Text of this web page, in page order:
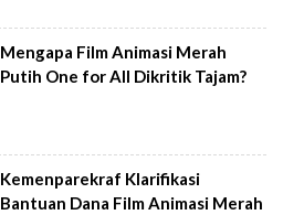
Mengapa Film Animasi Merah
Putih One for All Dikritik Tajam?
Kemenparekraf Klarifikasi
Bantuan Dana Film Animasi Merah